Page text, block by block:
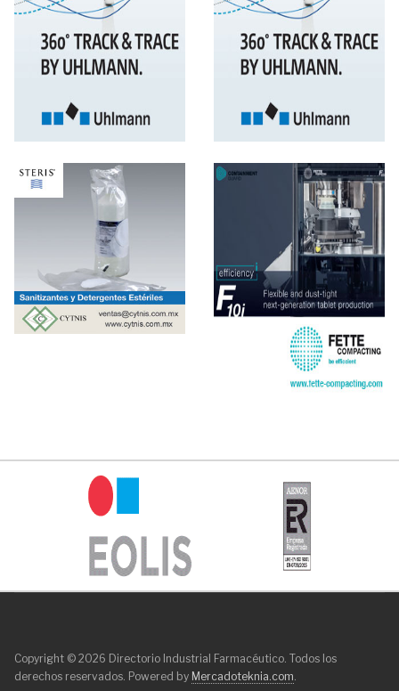
Copyright © 2026 Directorio Industrial Farmacéutico. Todos los
derechos reservados. Powered by Mercadoteknia.com